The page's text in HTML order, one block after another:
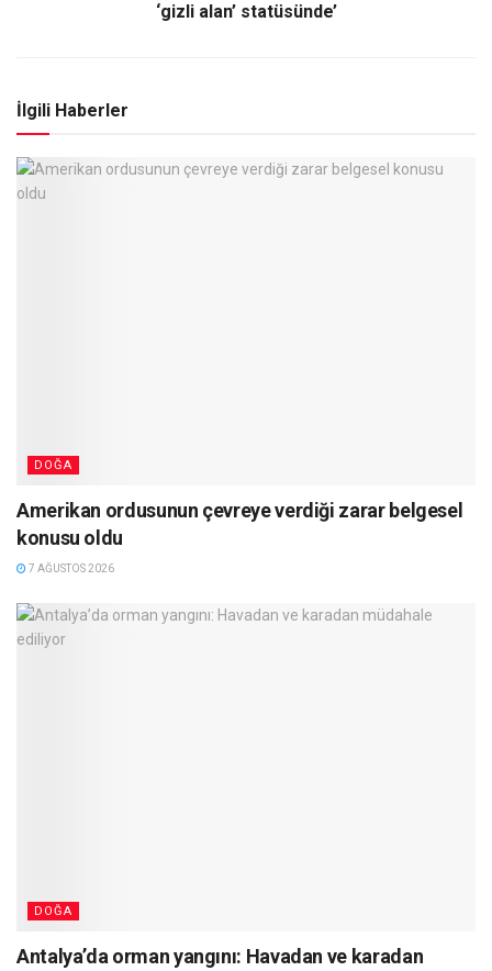
‘gizli alan’ statüsünde’
İlgili Haberler
DOĞA
Amerikan ordusunun çevreye verdiği zarar belgesel
konusu oldu
7 AĞUSTOS 2026
DOĞA
Antalya’da orman yangını: Havadan ve karadan